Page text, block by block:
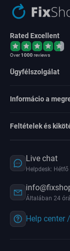
Rated Excellent
Over1000reviews
Ügyfélszolgálat
Informácio a
Feltételek és
Live chat
Helpdesk: Hétfő
Általában 24
Help center